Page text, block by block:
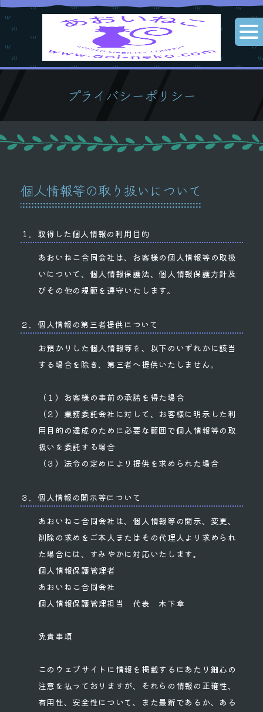
プライバシーポリシー
個人情報等の取り扱いについて
１．取得した個人情報の利用目的
あおいねこ合同会社は、お客様の個人情報等の取扱
いについて、個人情報保護法、個人情報保護方針及
びその他の規範を遵守いたします。
２．個人情報の第三者提供について
お預かりした個人情報等を、以下のいずれかに該当
する場合を除き、第三者へ提供いたしません。
（１）お客様の事前の承諾を得た場合
（２）業務委託会社に対して、お客様に明示した利
用目的の達成のために必要な範囲で個人情報等の取
扱いを委託する場合
（３）法令の定めにより提供を求められた場合
３．個人情報の開示等について
あおいねこ合同会社は、個人情報等の開示、変更、
削除の求めをご本人またはその代理人より求められ
た場合には、すみやかに対応いたします。
個人情報保護管理者
あおいねこ合同会社
個人情報保護管理担当 代表 木下章
免責事項
このウェブサイトに情報を掲載するにあたり細心の
注意を払っておりますが、それらの情報の正確性、
有用性、安全性について、また最新であるか、ある